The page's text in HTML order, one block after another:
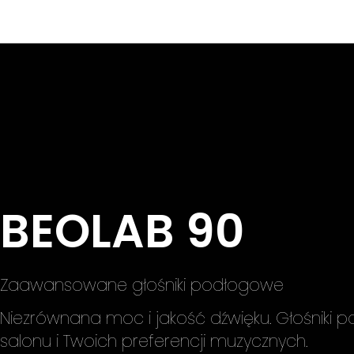
BEOLAB 90
Zaawansowane głośniki podłogowe
Niezrównana moc i jakość dźwięku.
salonu i Twoich preferencji muzycznych.